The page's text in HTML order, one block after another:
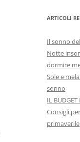
ARTICOLI
Il sonno
Notte
dormire
Sole e
sonno
IL
Consigli
primaverile